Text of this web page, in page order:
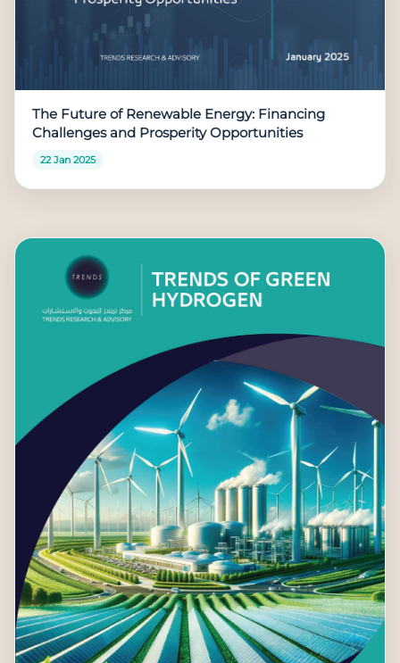
The Future of Renewable Energy: Financing
Challenges and Prosperity Opportunities
22 Jan 2025